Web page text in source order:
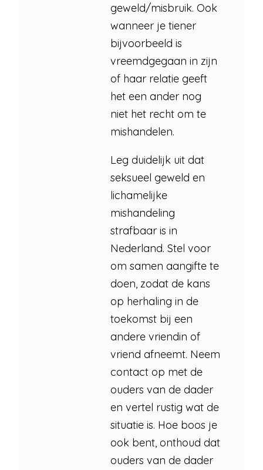
geweld/misbruik. Ook
wanneer je tiener
bijvoorbeeld is
vreemdgegaan in zijn
of haar relatie geeft
het een ander nog
niet het recht om te
mishandelen.
Leg duidelijk uit dat
seksueel geweld en
lichamelijke
mishandeling
strafbaar is in
Nederland. Stel voor
om samen aangifte te
doen, zodat de kans
op herhaling in de
toekomst bij een
andere vriendin of
vriend afneemt. Neem
contact op met de
ouders van de dader
en vertel rustig wat de
situatie is. Hoe boos je
ook bent, onthoud dat
ouders van de dader